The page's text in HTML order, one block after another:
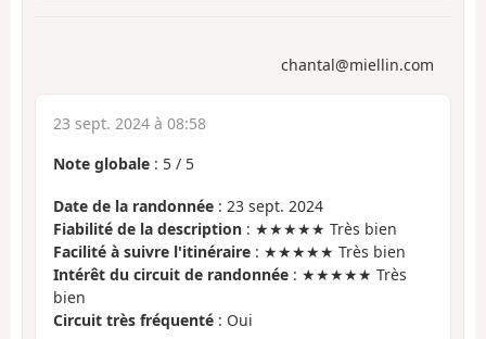
chantal@miellin.com
23 sept. 2024 à 08:58
Note globale : 5 / 5
Date de la randonnée : 23 sept. 2024
Fiabilité de la description : ★★★★★ Très bien
Facilité à suivre l'itinéraire : ★★★★★ Très bien
Intérêt du circuit de randonnée : ★★★★★ Très
bien
Circuit très fréquenté : Oui